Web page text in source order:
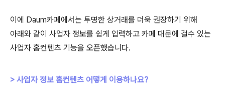
이에 Daum카페에서는 투명한 상거래를 더욱 권장하기 위해
아래와 같이 사업자 정보를 쉽게 입력하고 카페 대문에 걸수 있는
사업자 홈컨텐츠 기능을 오픈했습니다.
> 사업자 정보 홈컨텐츠 어떻게 이용하나요?